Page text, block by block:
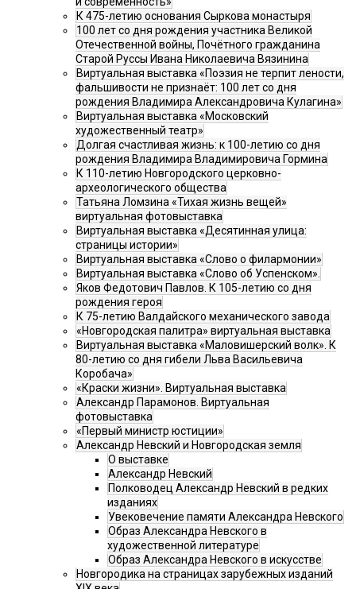
К 475-летию основания Сыркова монастыря
100 лет со дня рождения участника Великой
Отечественной войны, Почётного гражданина
Старой Руссы Ивана Николаевича Вязинина
Виртуальная выставка «Поэзия не терпит лености,
фальшивости не признаёт: 100 лет со дня
рождения Владимира Александровича Кулагина»
Виртуальная выставка «Московский
художественный театр»
Долгая счастливая жизнь: к 100-летию со дня
рождения Владимира Владимировича Гормина
К 110-летию Новгородского церковно-
археологического общества
Татьяна Ломзина «Тихая жизнь вещей»
виртуальная фотовыставка
Виртуальная выставка «Десятинная улица:
страницы истории»
Виртуальная выставка «Слово о филармонии»
Виртуальная выставка «Слово об Успенском».
Яков Федотович Павлов. К 105-летию со дня
рождения героя
К 75-летию Валдайского механического завода
«Новгородская палитра» виртуальная выставка
Виртуальная выставка «Маловишерский волк». К
80-летию со дня гибели Льва Васильевича
Коробача»
«Краски жизни». Виртуальная выставка
Александр Парамонов. Виртуальная
фотовыставка
«Первый министр юстиции»
Александр Невский и Новгородская земля
О выставке
Александр Невский
Полководец Александр Невский в редких
изданиях
Увековечение памяти Александра Невского
Образ Александра Невского в
художественной литературе
Образ Александра Невского в искусстве
Новгородика на страницах зарубежных изданий